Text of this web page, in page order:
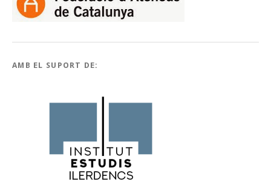
AMB EL SUPORT DE: